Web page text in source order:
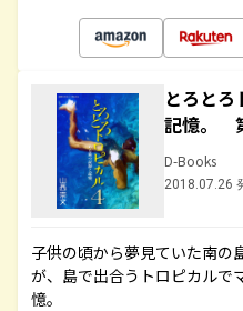
とろと
記憶。
D-Books
2018.07.26
子供の頃から夢見ていた南の
が、島で出合うトロピカルで
憶。